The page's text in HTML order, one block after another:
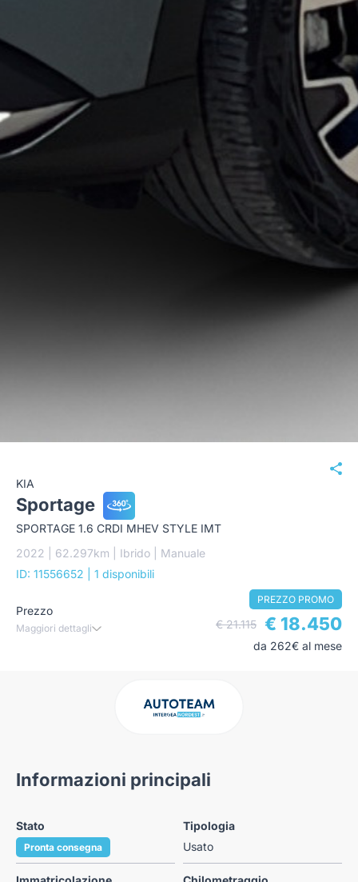
KIA
Sportage
SPORTAGE 1.6 CRDI MHEV STYLE IMT
2022 | 62.297km | Ibrido | Manuale
ID: 11556652
| 1 disponibili
Prezzo
Maggiori dettagli
PREZZO PROMO
€ 21.115 € 18.450
da 262€ al mese
Informazioni principali
Stato
Pronta consegna
Tipologia
Usato